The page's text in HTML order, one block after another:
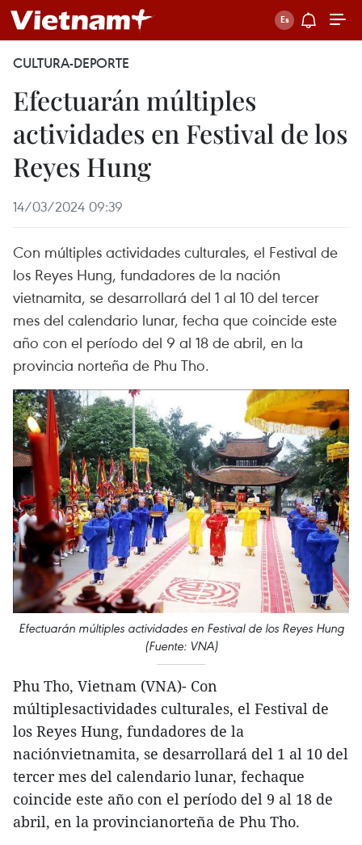
CULTURA-DEPORTE
Efectuarán múltiples
actividades en Festival de los
Reyes Hung
14/03/2024 09:39
Con múltiples actividades culturales, el Festival de
los Reyes Hung, fundadores de la nación
vietnamita, se desarrollará del 1 al 10 del tercer
mes del calendario lunar, fecha que coincide este
año con el período del 9 al 18 de abril, en la
provincia norteña de Phu Tho.
Efectuarán múltiples actividades en Festival de los Reyes Hung
(Fuente: VNA)
Phu Tho, Vietnam (VNA)- Con
múltiplesactividades culturales, el Festival de
los Reyes Hung, fundadores de la
naciónvietnamita, se desarrollará del 1 al 10 del
tercer mes del calendario lunar, fechaque
coincide este año con el período del 9 al 18 de
abril, en la provincianorteña de Phu Tho.